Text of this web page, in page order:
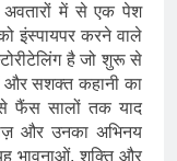
अवतारों में से एक पेश
इंस्पायपर करने वाले
है जो शुरू से
और सशक्त कहानी का
फैंस सालों तक याद
और उनका अभिनय
भावनाओं, शक्ति और